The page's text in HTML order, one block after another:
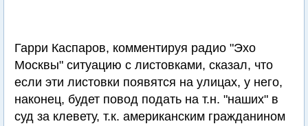
Гарри Каспаров, комментируя радио "Эхо
Москвы" ситуацию с листовками, сказал, что
если эти листовки появятся на улицах, у него,
наконец, будет повод подать на т.н. "наших" в
суд за клевету, т.к. американским гражданином